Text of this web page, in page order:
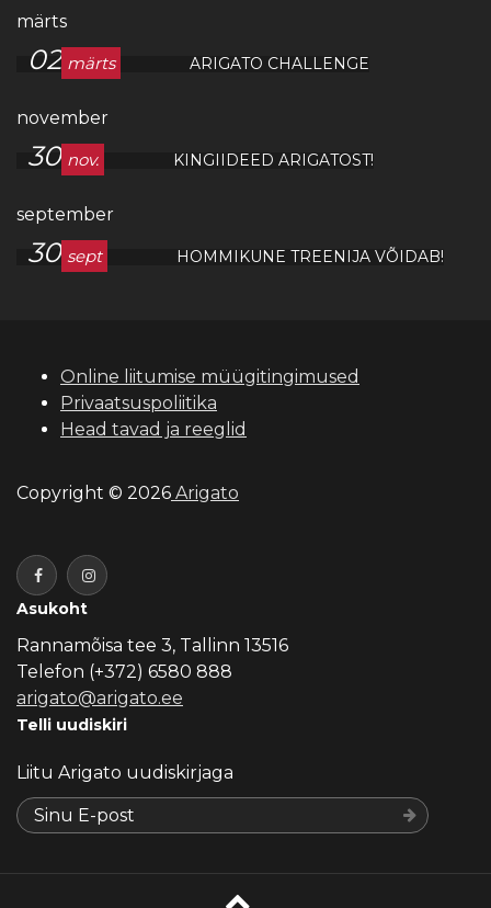
märts
02 märts ARIGATO CHALLENGE
november
30 nov. KINGIIDEED ARIGATOST!
september
30 sept HOMMIKUNE TREENIJA VÕIDAB!
Online liitumise müügitingimused
Privaatsuspoliitika
Head tavad ja reeglid
Copyright © 2026 Arigato
Asukoht
Rannamõisa tee 3, Tallinn 13516
Telefon (+372) 6580 888
arigato@arigato.ee
Telli uudiskiri
Liitu Arigato uudiskirjaga